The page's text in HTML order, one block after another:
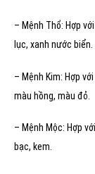
– Mệnh Thổ: Hợp
lục, xanh nước biển.
– Mệnh Kim: Hợp
màu hồng, màu đỏ.
– Mệnh Mộc: Hợp
bạc, kem.